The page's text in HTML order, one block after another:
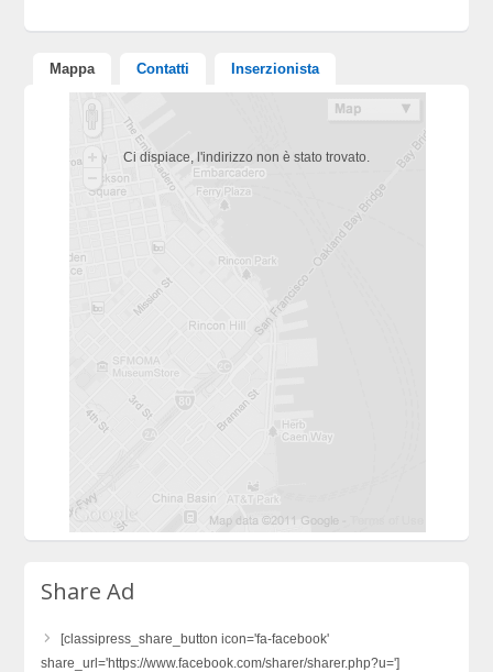
Mappa Contatti Inserzionista
Ci dispiace, l'indirizzo non è stato trovato.
Share Ad
[classipress_share_button icon='fa-facebook'
share_url='https://www.facebook.com/sharer/sharer.php?u=']